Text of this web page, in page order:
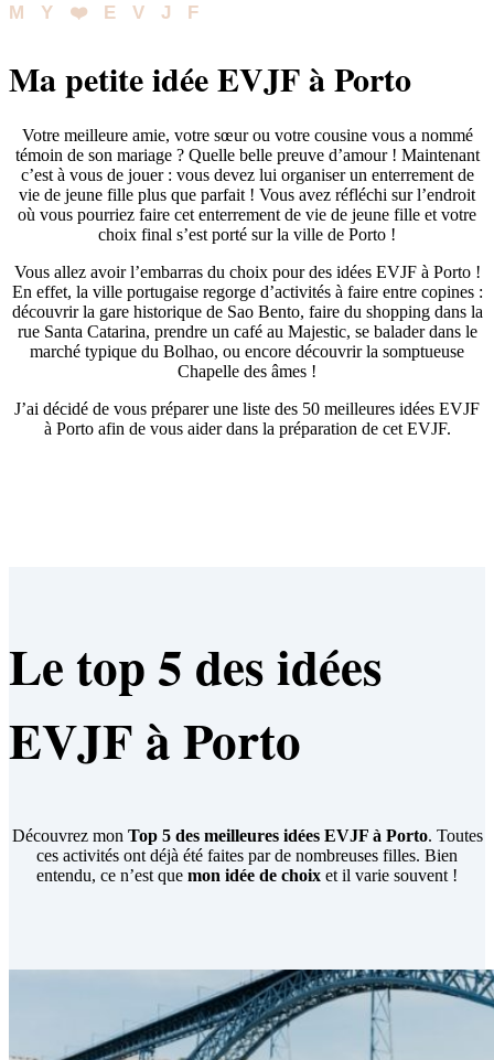
MY❤️EVJF
Ma petite idée EVJF à Porto
Votre meilleure amie, votre sœur ou votre cousine vous a nommé
témoin de son mariage ? Quelle belle preuve d’amour ! Maintenant
c’est à vous de jouer : vous devez lui organiser un enterrement de
vie de jeune fille plus que parfait ! Vous avez réfléchi sur l’endroit
où vous pourriez faire cet enterrement de vie de jeune fille et votre
choix final s’est porté sur la ville de Porto !
Vous allez avoir l’embarras du choix pour des idées EVJF à Porto !
En effet, la ville portugaise regorge d’activités à faire entre copines :
découvrir la gare historique de Sao Bento, faire du shopping dans la
rue Santa Catarina, prendre un café au Majestic, se balader dans le
marché typique du Bolhao, ou encore découvrir la somptueuse
Chapelle des âmes !
J’ai décidé de vous préparer une liste des 50 meilleures idées EVJF
à Porto afin de vous aider dans la préparation de cet EVJF.
Le top 5 des idées
EVJF à Porto
Découvrez mon Top 5 des meilleures idées EVJF à Porto. Toutes
ces activités ont déjà été faites par de nombreuses filles. Bien
entendu, ce n’est que mon idée de choix et il varie souvent !